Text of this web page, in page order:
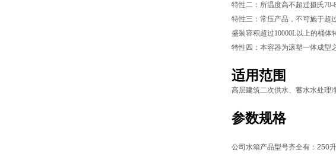
特性二：所温度高不超过摄氏70-
特性三：常压产品，不可施于超
盛装容积超过10000L以上的桶体
特性四：本容器为滚塑一体成型
适用范围
高层建筑二次供水、蓄水水处理
参数规格
公司水箱产品型号齐全有： 250